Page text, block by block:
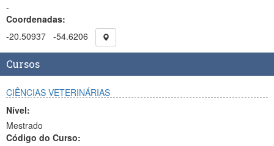
-
Coordenadas:
-20.50937 -54.6206
Cursos
CIÊNCIAS VETERINÁRIAS
Nível:
Mestrado
Código do Curso: